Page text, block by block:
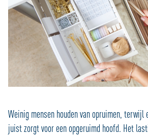
Weinig mensen houden van opruimen, terwijl
juist zorgt voor een opgeruimd hoofd. Het